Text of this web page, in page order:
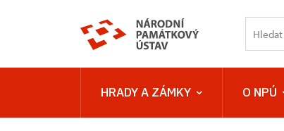
HRADY A ZÁMKY O NPÚ